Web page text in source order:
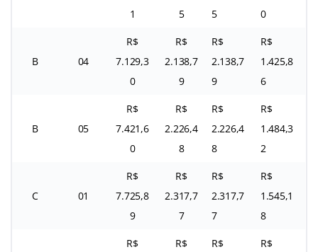
1
5
5
0
B 04
R$
7.129,3
0
R$
2.138,7
9
R$
2.138,7
9
R$
1.425,8
6
B 05
R$
7.421,6
0
R$
2.226,4
8
R$
2.226,4
8
R$
1.484,3
2
C 01
R$
7.725,8
9
R$
2.317,7
7
R$
2.317,7
7
R$
1.545,1
8
R$
R$
R$
R$